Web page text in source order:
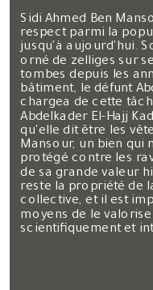
Sidi Ahmed Ben
respect parmi la
jusqu'à aujourd'hui.
orné de zelliges sur
tombes depuis les
bâtiment, le défunt
chargea de cette
Abdelkader El-Hajj
qu'elle dit être les
Mansour, un bien qui
protégé contre les
de sa grande valeur
reste la propriété de
collective, et il est
moyens de le
scientifiquement et